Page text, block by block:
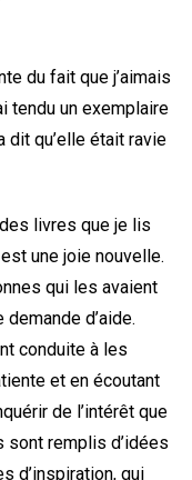
du fait que j’aimais
tendu un exemplaire
dit qu’elle était ravie
livres que je lis
une joie nouvelle.
qui les avaient
d’aide.
conduite à les
et en écoutant
de l’intérêt que
sont remplis d’idées
d’inspiration, qui